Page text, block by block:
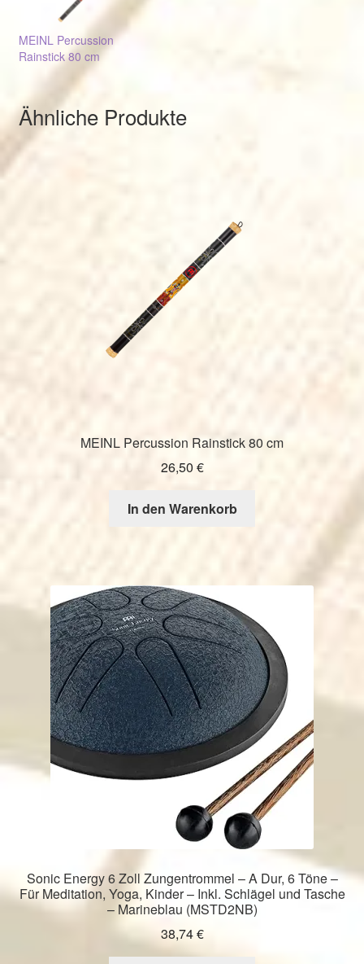
MEINL Percussion
Rainstick 80 cm
Ähnliche Produkte
MEINL Percussion Rainstick 80 cm
26,50 €
In den Warenkorb
Sonic Energy 6 Zoll Zungentrommel – A Dur, 6 Töne –
Für Meditation, Yoga, Kinder – Inkl. Schlägel und Tasche
– Marineblau (MSTD2NB)
38,74€